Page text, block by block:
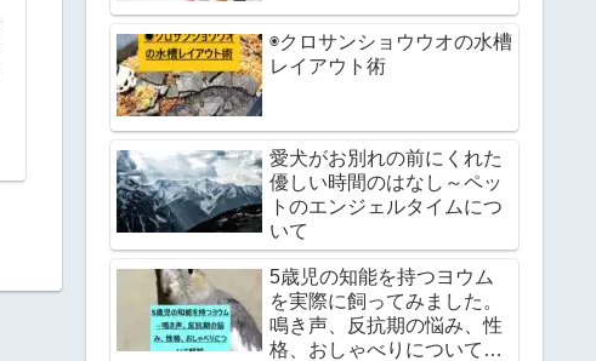
◉クロサンショウウオの水槽
レイアウト術
愛犬がお別れの前にくれた
優しい時間のはなし～ペッ
トのエンジェルタイムにつ
いて
5歳児の知能を持つヨウム
を実際に飼ってみました。
鳴き声、反抗期の悩み、性
格、おしゃべりについて解